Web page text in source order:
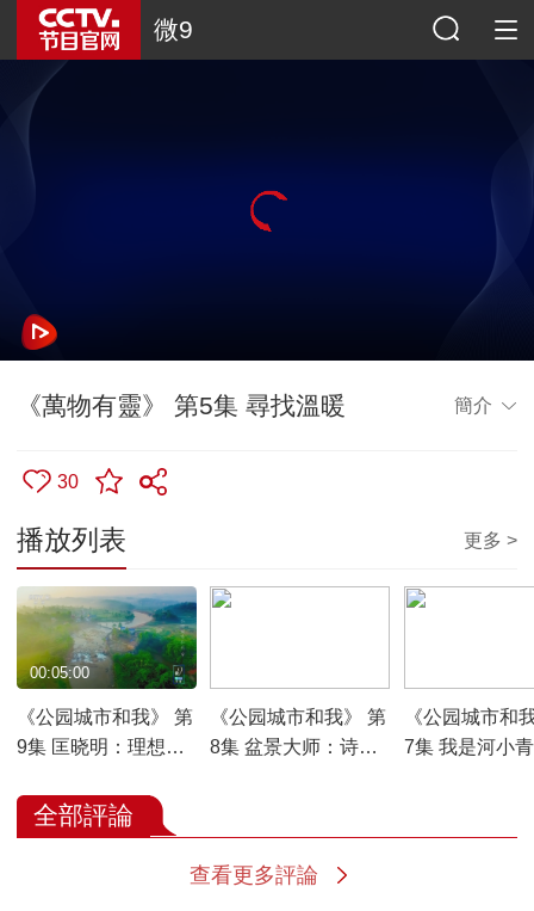
微9
《萬物有靈》 第5集 尋找溫暖 簡介
30
播放列表 更多 >
《公园城市和我》 第
9集 匡晓明：理想之
00:05:00
《公园城市和我》 第
8集 盆景大师：诗画
《公园城市和
7集 我是河小青
全部評論
查看更多評論